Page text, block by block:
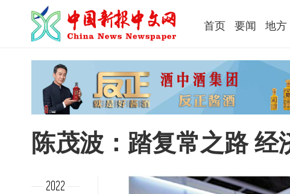
首页 要闻 地方
陈茂波：踏复常之路 经
2022